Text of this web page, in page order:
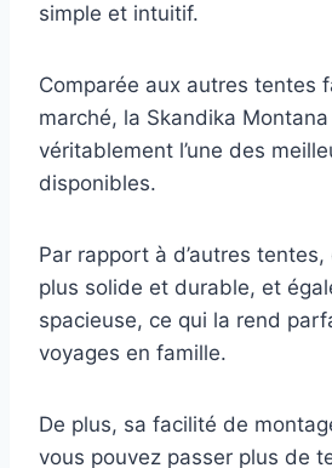
simple et intuitif.
Comparée aux autres tentes
marché, la Skandika
véritablement l’une des
disponibles.
Par rapport à d’autres
plus solide et durable, et
spacieuse, ce qui la rend
voyages en famille.
De plus, sa facilité de
vous pouvez passer plus de